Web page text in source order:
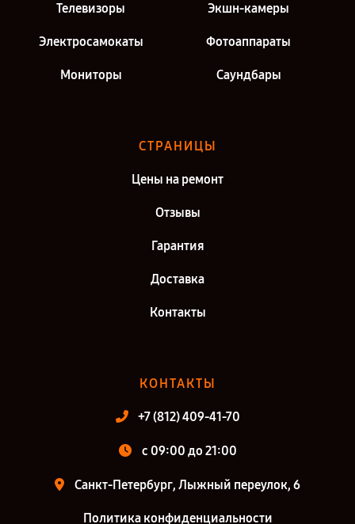
Телевизоры Экшн-камеры
Электросамокаты Фотоаппараты
Мониторы Саундбары
СТРАНИЦЫ
Цены на ремонт
Отзывы
Гарантия
Доставка
Контакты
КОНТАКТЫ
+7 (812) 409-41-70
c 09:00 до 21:00
Санкт-Петербург, Лыжный переулок, 6
Политика конфиденциальности